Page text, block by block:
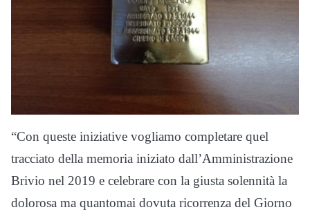
“Con queste iniziative vogliamo completare quel
tracciato della memoria iniziato dall’Amministrazione
Brivio nel 2019 e celebrare con la giusta solennità la
dolorosa ma quantomai dovuta ricorrenza del Giorno